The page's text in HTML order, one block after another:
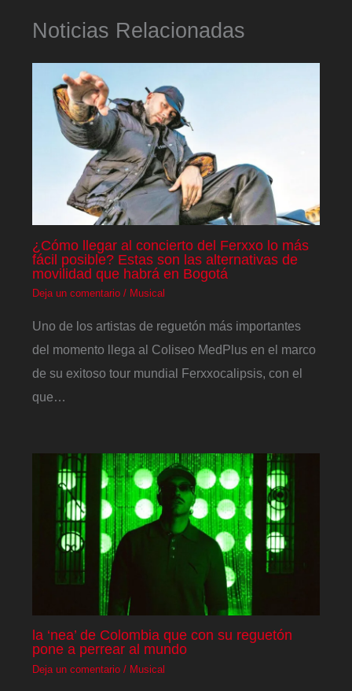
Noticias Relacionadas
¿Cómo llegar al concierto del Ferxxo lo más
fácil posible? Estas son las alternativas de
movilidad que habrá en Bogotá
Deja un comentario / Musical
Uno de los artistas de reguetón más importantes
del momento llega al Coliseo MedPlus en el marco
de su exitoso tour mundial Ferxxocalipsis, con el
que…
la ‘nea’ de Colombia que con su reguetón
pone a perrear al mundo
Deja un comentario / Musical